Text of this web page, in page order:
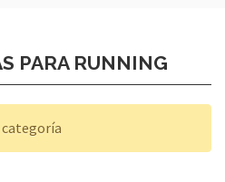
PARA RUNNING